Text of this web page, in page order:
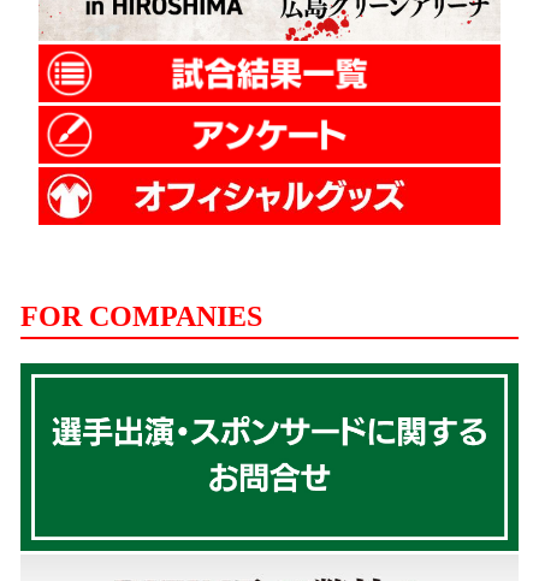
FOR COMPANIES